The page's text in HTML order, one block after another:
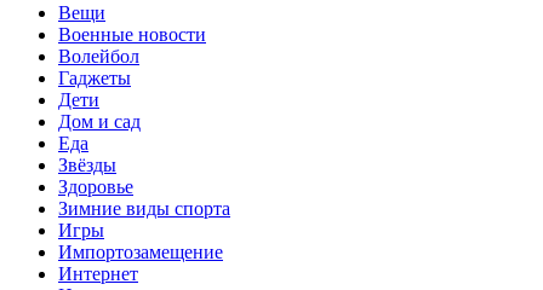
Вещи
Военные новости
Волейбол
Гаджеты
Дети
Дом и сад
Еда
Звёзды
Здоровье
Зимние виды спорта
Игры
Импортозамещение
Интернет